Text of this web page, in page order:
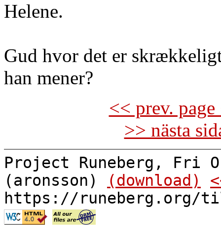
Helene.
Gud hvor det er
han mener?
<< prev.
>> nästa
Project Runeberg, Fri
(aronsson)
(download)
https://runeberg.org/